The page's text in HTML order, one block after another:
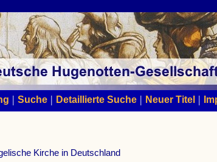
| Suche | Detaillierte Suche | Neuer Titel |
Kirche in Deutschland